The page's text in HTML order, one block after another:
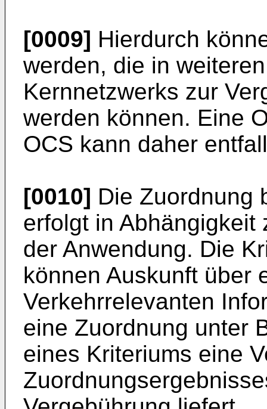
[0009] Hierdurch
werden, die in
Kernnetzwerks zur
werden können. Eine
OCS kann daher
[0010] Die Zuordnung
erfolgt in Abhängigkeit
der Anwendung. Die
können Auskunft über
Verkehrrelevanten
eine Zuordnung unter
eines Kriteriums eine